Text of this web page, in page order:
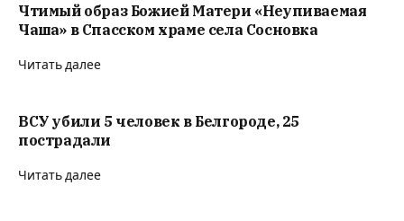
Чтимый образ Божией Матери «Неупиваемая
Чаша» в Спасском храме села Сосновка
Читать далее
ВСУ убили 5 человек в Белгороде, 25
пострадали
Читать далее